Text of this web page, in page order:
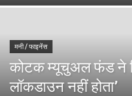
मनी / फाइनेंस
कोटक म्यूचुअल फंड ने
लॉकडाउन नहीं होता’